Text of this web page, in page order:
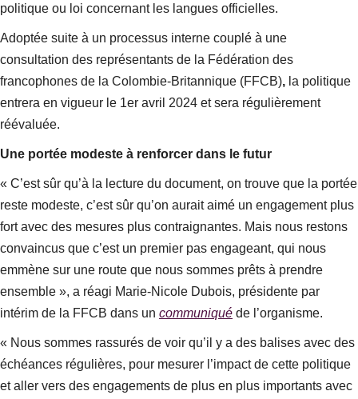
politique ou loi concernant les langues officielles.
Adoptée suite à un processus interne couplé à une
consultation des représentants de la Fédération des
francophones de la Colombie-Britannique (FFCB), la politique
entrera en vigueur le 1er avril 2024 et sera régulièrement
réévaluée.
Une portée modeste à renforcer dans le futur
« C’est sûr qu’à la lecture du document, on trouve que la portée
reste modeste, c’est sûr qu’on aurait aimé un engagement plus
fort avec des mesures plus contraignantes. Mais nous restons
convaincus que c’est un premier pas engageant, qui nous
emmène sur une route que nous sommes prêts à prendre
ensemble », a réagi Marie-Nicole Dubois, présidente par
intérim de la FFCB dans un communiqué de l’organisme.
« Nous sommes rassurés de voir qu’il y a des balises avec des
échéances régulières, pour mesurer l’impact de cette politique
et aller vers des engagements de plus en plus importants avec